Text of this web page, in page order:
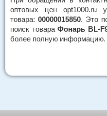
оптовых цен opt1000.ru
товара: 00000015850. Это
поиск товараФонарь BL-
более полную информацию.